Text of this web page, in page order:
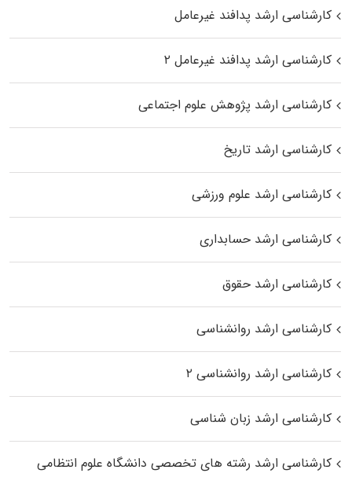
کارشناسی ارشد پدافند غیرعامل
کارشناسی ارشد پدافند غیرعامل ۲
کارشناسی ارشد پژوهش علوم اجتماعی
کارشناسی ارشد تاریخ
کارشناسی ارشد علوم ورزشی
کارشناسی ارشد حسابداری
کارشناسی ارشد حقوق
کارشناسی ارشد روانشناسی
کارشناسی ارشد روانشناسی ۲
کارشناسی ارشد زبان شناسی
کارشناسی ارشد رﺷﺘﻪ ﻫﺎی تخصصی داﻧﺸﮕﺎه ﻋﻠﻮم انتظامی